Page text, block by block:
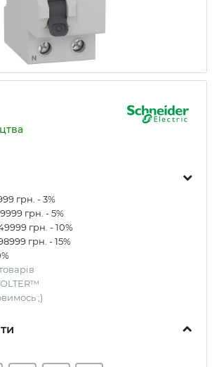
грн. - 3%
грн. - 5%
грн. - 10%
грн. - 15%
;)